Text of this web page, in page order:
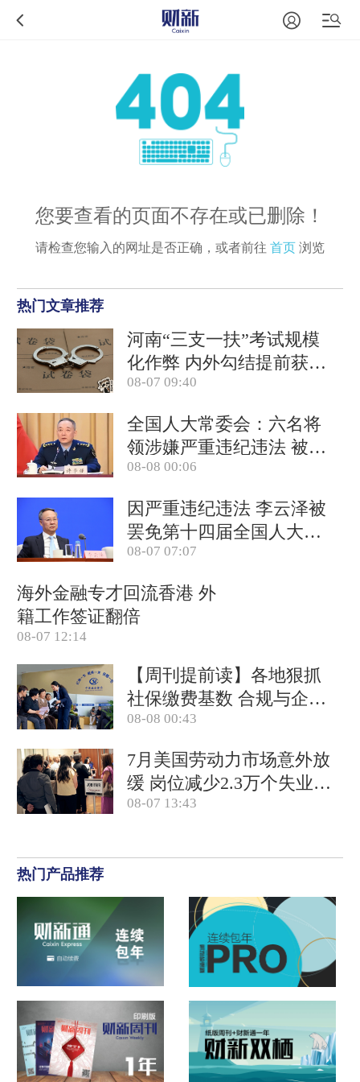
您要查看的页面不存在或已删除！
请检查您输入的网址是否正确，或者前往 首页 浏览
热门文章推荐
河南“三支一扶”考试规模
化作弊 内外勾结提前获取
试卷
08-07 09:40
全国人大常委会：六名将
领涉嫌严重违纪违法 被罢
免全国人大代表
08-08 00:06
因严重违纪违法 李云泽被
罢免第十四届全国人大代
表职务
08-07 07:07
海外金融专才回流香港 外
籍工作签证翻倍
08-07 12:14
【周刊提前读】各地狠抓
社保缴费基数 合规与企业
减负如何平衡？
08-08 00:43
7月美国劳动力市场意外放
缓 岗位减少2.3万个失业率
降至4.1%
08-07 13:43
热门产品推荐